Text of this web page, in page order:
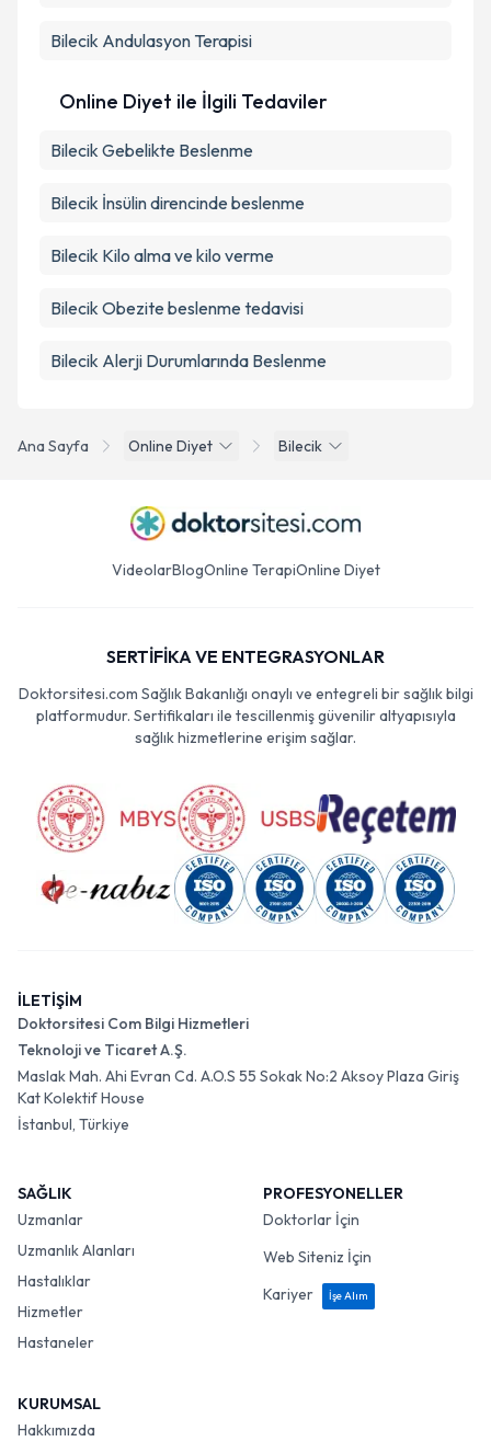
Ana Sayfa Online Diyet Bilecik
Bilecik Andulasyon Terapisi
Online Diyet ile İlgili Tedaviler
Bilecik Gebelikte Beslenme
Bilecik İnsülin direncinde beslenme
Bilecik Kilo alma ve kilo verme
Bilecik Obezite beslenme tedavisi
Bilecik Alerji Durumlarında Beslenme
VideolarBlogOnline TerapiOnline Diyet
SERTİFİKA VE ENTEGRASYONLAR
Doktorsitesi.com Sağlık Bakanlığı onaylı ve entegreli bir sağlık bilgi
platformudur. Sertifikaları ile tescillenmiş güvenilir altyapısıyla
sağlık hizmetlerine erişim sağlar.
İLETİŞİM
Doktorsitesi Com Bilgi Hizmetleri
Teknoloji ve Ticaret A.Ş.
Maslak Mah. Ahi Evran Cd. A.O.S 55 Sokak No:2 Aksoy Plaza Giriş
Kat Kolektif House
İstanbul, Türkiye
SAĞLIK
Uzmanlar
Uzmanlık Alanları
Hastalıklar
Hizmetler
Hastaneler
PROFESYONELLER
Doktorlar İçin
Web Siteniz İçin
Kariyer
İşe Alım
KURUMSAL
Hakkımızda